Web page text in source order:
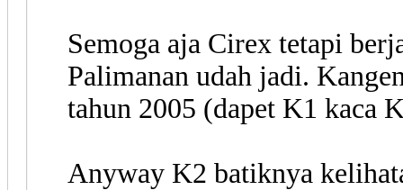
Semoga aja Cirex tetapi
Palimanan udah jadi.
tahun 2005 (dapet K1 kaca
Anyway K2 batiknya